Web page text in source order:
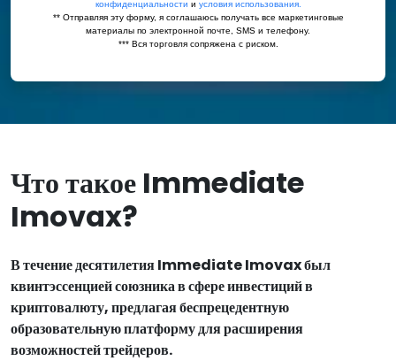
Что такое Immediate
Imovax?
В течение десятилетия Immediate Imovax был
квинтэссенцией союзника в сфере инвестиций в
криптовалюту, предлагая беспрецедентную
образовательную платформу для расширения
возможностей трейдеров.